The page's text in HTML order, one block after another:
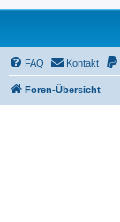
FAQ Kontakt
Foren-Übersicht